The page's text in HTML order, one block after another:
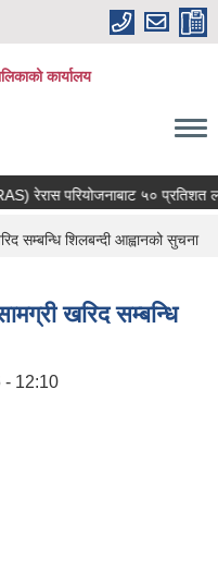
कार्यालय
रेरास परियोजनाबाट ५० प्रतिशत
सम्बन्धि शिलबन्दी आह्वानको सुचना
खरिद सम्बन्धि
- 12:10